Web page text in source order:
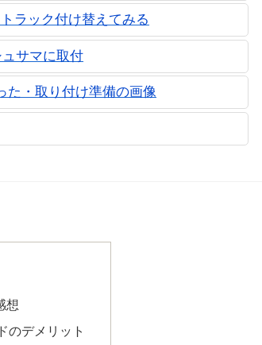
ラック付け替えてみる
サマに取付
た・取り付け準備の画像
想
のデメリット